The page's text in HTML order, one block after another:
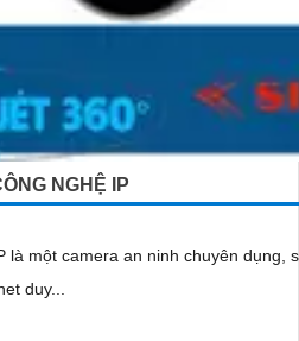
NGHỆ IP
là một camera an ninh chuyên
duy...